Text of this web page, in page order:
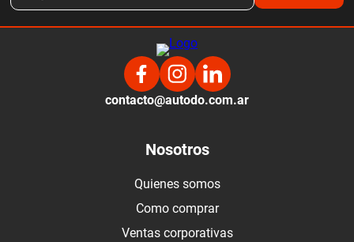
contacto@autodo.com.ar
Nosotros
Quienes somos
Como comprar
Ventas corporativas